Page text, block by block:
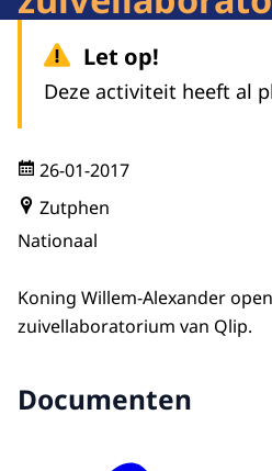
Let op!
Deze activiteit heeft al
26-01-2017
Zutphen
Nationaal
Koning Willem-Alexander
zuivellaboratorium van Qlip.
Documenten